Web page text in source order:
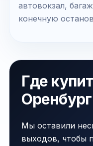
автовокзал,
конечную
Где
Мы оставили
выходов, чтобы